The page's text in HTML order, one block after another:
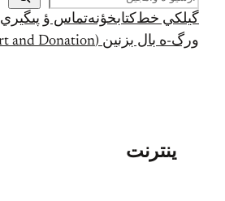
س
ت
ج
گيلکي خط کتابخؤنهتماس ؤ پىگيري
ورگ-ه بال بزنين (Support and Donation)
ينترنت